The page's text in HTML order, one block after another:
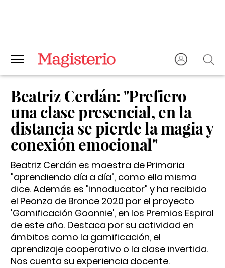
Beatriz Cerdán: "Prefiero
una clase presencial, en la
distancia se pierde la magia y
conexión emocional"
Beatriz Cerdán es maestra de Primaria
"aprendiendo día a día", como ella misma
dice. Además es "innoducator" y ha recibido
el Peonza de Bronce 2020 por el proyecto
'Gamificación Goonnie', en los Premios Espiral
de este año. Destaca por su actividad en
ámbitos como la gamificación, el
aprendizaje cooperativo o la clase invertida.
Nos cuenta su experiencia docente.